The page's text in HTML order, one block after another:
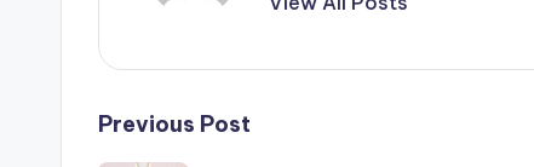
Post
Previous Post